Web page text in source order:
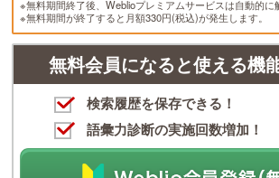
※無料期間終了後、Weblioプレミアムサービスは自動的に
※無料期間が終了すると月額330円(税込)が発生します。
無料会員になると使える機
検索履歴を保存できる！
語彙力診断の実施回数増加！